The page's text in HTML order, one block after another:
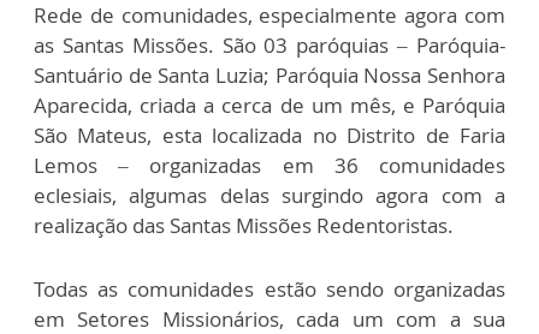
Rede de comunidades, especialmente agora com
as Santas Missões. São 03 paróquias – Paróquia-
Santuário de Santa Luzia; Paróquia Nossa Senhora
Aparecida, criada a cerca de um mês, e Paróquia
São Mateus, esta localizada no Distrito de Faria
Lemos – organizadas em 36 comunidades
eclesiais, algumas delas surgindo agora com a
realização das Santas Missões Redentoristas.
Todas as comunidades estão sendo organizadas
em Setores Missionários, cada um com a sua